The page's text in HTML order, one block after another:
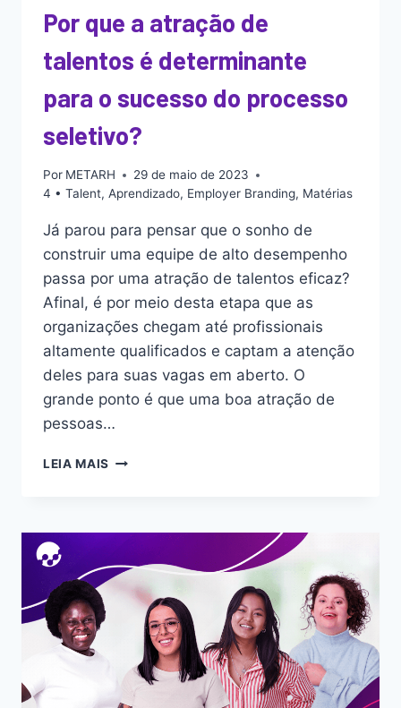
Por que a atração de
talentos é determinante
para o sucesso do processo
seletivo?
Por METARH
29 de maio de 2023
4 • Talent, Aprendizado, Employer Branding, Matérias
Já parou para pensar que o sonho de
construir uma equipe de alto desempenho
passa por uma atração de talentos eficaz?
Afinal, é por meio desta etapa que as
organizações chegam até profissionais
altamente qualificados e captam a atenção
deles para suas vagas em aberto. O
grande ponto é que uma boa atração de
pessoas…
LEIA MAIS